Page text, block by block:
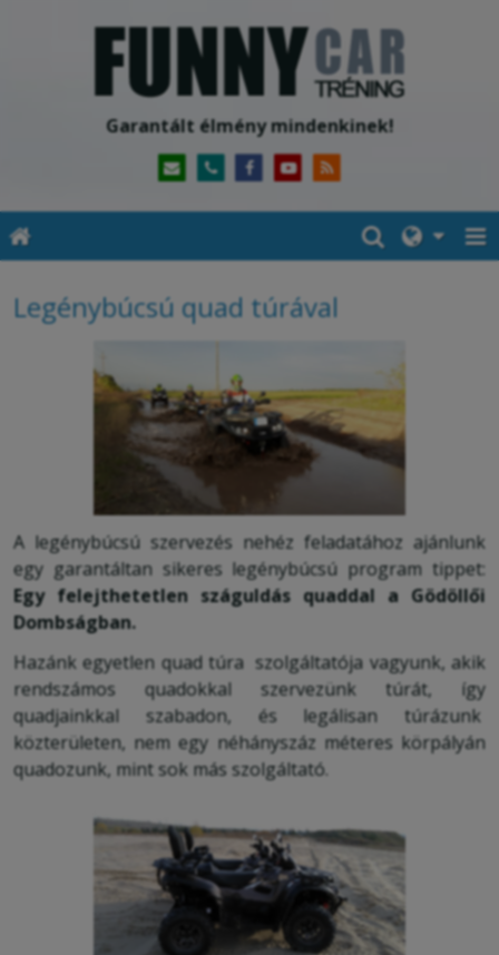
Garantált élmény mindenkinek!
Legénybúcsú quad túrával
A legénybúcsú szervezés nehéz feladatához ajánlunk
egy garantáltan sikeres legénybúcsú program tippet:
Egy felejthetetlen száguldás quaddal a Gödöllői
Dombságban.
Hazánk egyetlen quad túra szolgáltatója vagyunk, akik
rendszámos quadokkal szervezünk túrát, így
quadjainkkal szabadon, és legálisan túrázunk
közterületen, nem egy néhányszáz méteres körpályán
quadozunk, mint sok más szolgáltató.